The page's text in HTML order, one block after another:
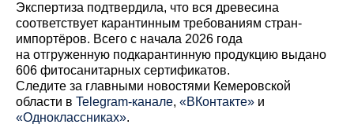
Экспертиза подтвердила, что вся древесина
соответствует карантинным требованиям стран-
импортёров. Всего с начала 2026 года
на отгруженную подкарантинную продукцию выдано
606 фитосанитарных сертификатов.
Cледите за главными новостями Кемеровской
области в Telegram-канале, «ВКонтакте» и
«Одноклассниках».